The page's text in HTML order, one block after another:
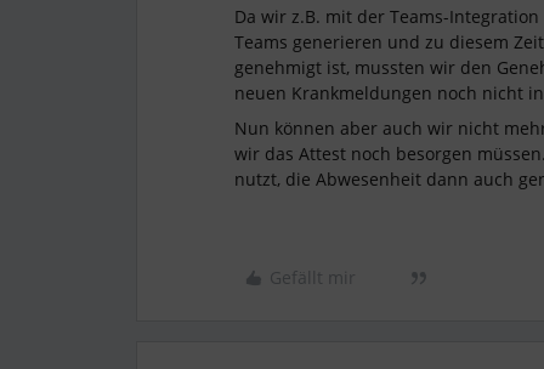
Da wir z.B. mit der Teams-
Teams generieren und zu diesem
genehmigt ist, mussten wir den
neuen Krankmeldungen noch nicht
Nun können aber auch wir nicht
wir das Attest noch besorgen
nutzt, die Abwesenheit dann auch
Gefällt mir